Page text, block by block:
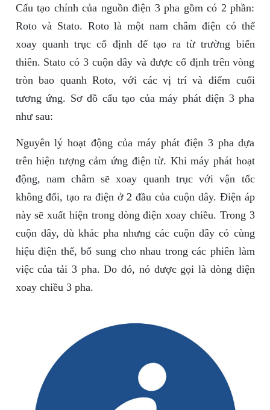
Cấu tạo chính của nguồn điện 3 pha gồm có 2 phần:
Roto và Stato. Roto là một nam châm điện có thể
xoay quanh trục cố định để tạo ra từ trường biến
thiên. Stato có 3 cuộn dây và được cố định trên vòng
tròn bao quanh Roto, với các vị trí và điểm cuối
tương ứng. Sơ đồ cấu tạo của máy phát điện 3 pha
như sau:
Nguyên lý hoạt động của máy phát điện 3 pha dựa
trên hiện tượng cảm ứng điện từ. Khi máy phát hoạt
động, nam châm sẽ xoay quanh trục với vận tốc
không đổi, tạo ra điện ở 2 đầu của cuộn dây. Điện áp
này sẽ xuất hiện trong dòng điện xoay chiều. Trong 3
cuộn dây, dù khác pha nhưng các cuộn dây có cùng
hiệu điện thế, bổ sung cho nhau trong các phiên làm
việc của tải 3 pha. Do đó, nó được gọi là dòng điện
xoay chiều 3 pha.